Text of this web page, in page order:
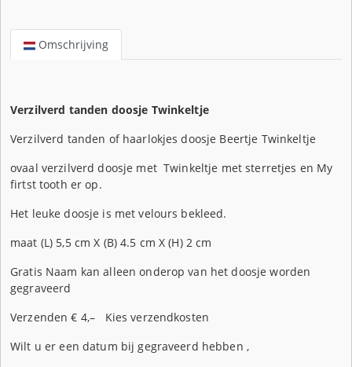
Omschrijving
Verzilverd tanden doosje Twinkeltje
Verzilverd tanden of haarlokjes doosje Beertje Twinkeltje
ovaal verzilverd doosje met Twinkeltje met sterretjes en My
firtst tooth er op.
Het leuke doosje is met velours bekleed.
maat (L) 5,5 cm X (B) 4.5 cm X (H) 2 cm
Gratis Naam kan alleen onderop van het doosje worden
gegraveerd
Verzenden € 4,– Kies verzendkosten
Wilt u er een datum bij gegraveerd hebben ,